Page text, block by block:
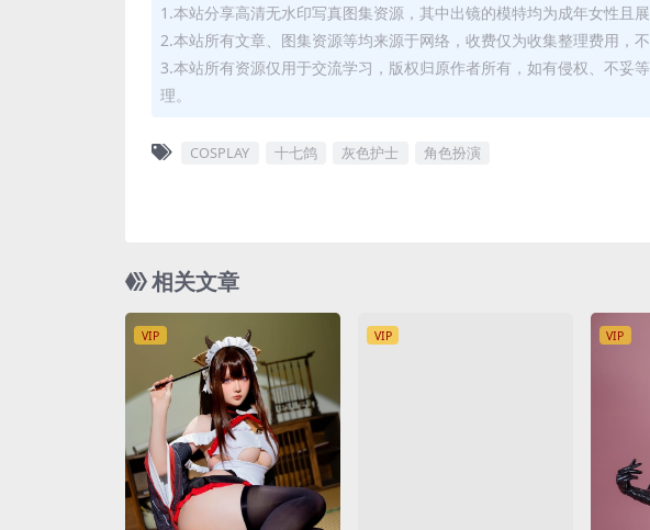
1.本站分享高清无水印写真图集资源，其中出镜的模特均为成年女性且
2.本站所有文章、图集资源等均来源于网络，收费仅为收集整理费用，
3.本站所有资源仅用于交流学习，版权归原作者所有，如有侵权、不妥
理。
COSPLAY 十七鸽 灰色护士 角色扮演
相关文章
VIP VIP VIP